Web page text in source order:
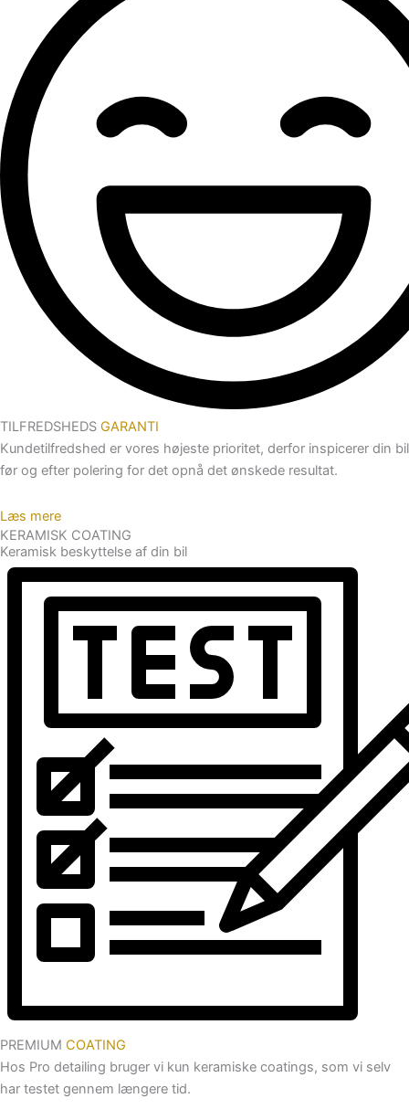
TILFREDSHEDS GARANTI
Kundetilfredshed er vores højeste prioritet, derfor inspicerer din bil
før og efter polering for det opnå det ønskede resultat.
Læs mere
KERAMISK COATING
Keramisk beskyttelse af din bil
PREMIUM COATING
Hos Pro detailing bruger vi kun keramiske coatings, som vi selv
har testet gennem længere tid.